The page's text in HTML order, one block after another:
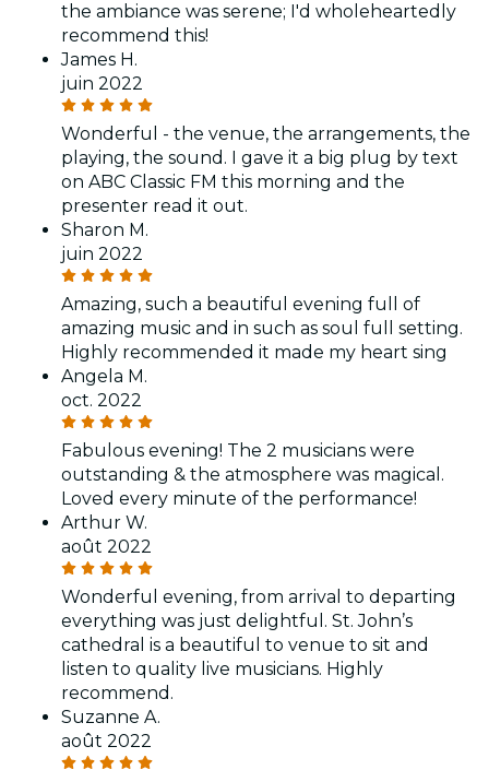
the ambiance was serene; I'd wholeheartedly
recommend this!
James H.
juin 2022
Wonderful - the venue, the arrangements, the
playing, the sound. I gave it a big plug by text
on ABC Classic FM this morning and the
presenter read it out.
Sharon M.
juin 2022
Amazing, such a beautiful evening full of
amazing music and in such as soul full setting.
Highly recommended it made my heart sing
Angela M.
oct. 2022
Fabulous evening! The 2 musicians were
outstanding & the atmosphere was magical.
Loved every minute of the performance!
Arthur W.
août 2022
Wonderful evening, from arrival to departing
everything was just delightful. St. John’s
cathedral is a beautiful to venue to sit and
listen to quality live musicians. Highly
recommend.
Suzanne A.
août 2022